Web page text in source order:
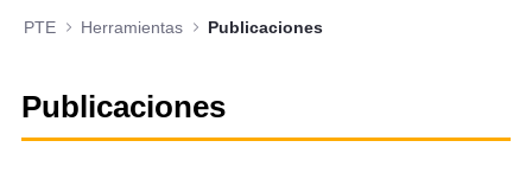
PTE Herramientas Publicaciones
Publicaciones